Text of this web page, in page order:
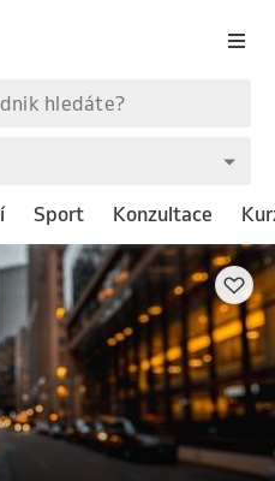
Sport Konzultace